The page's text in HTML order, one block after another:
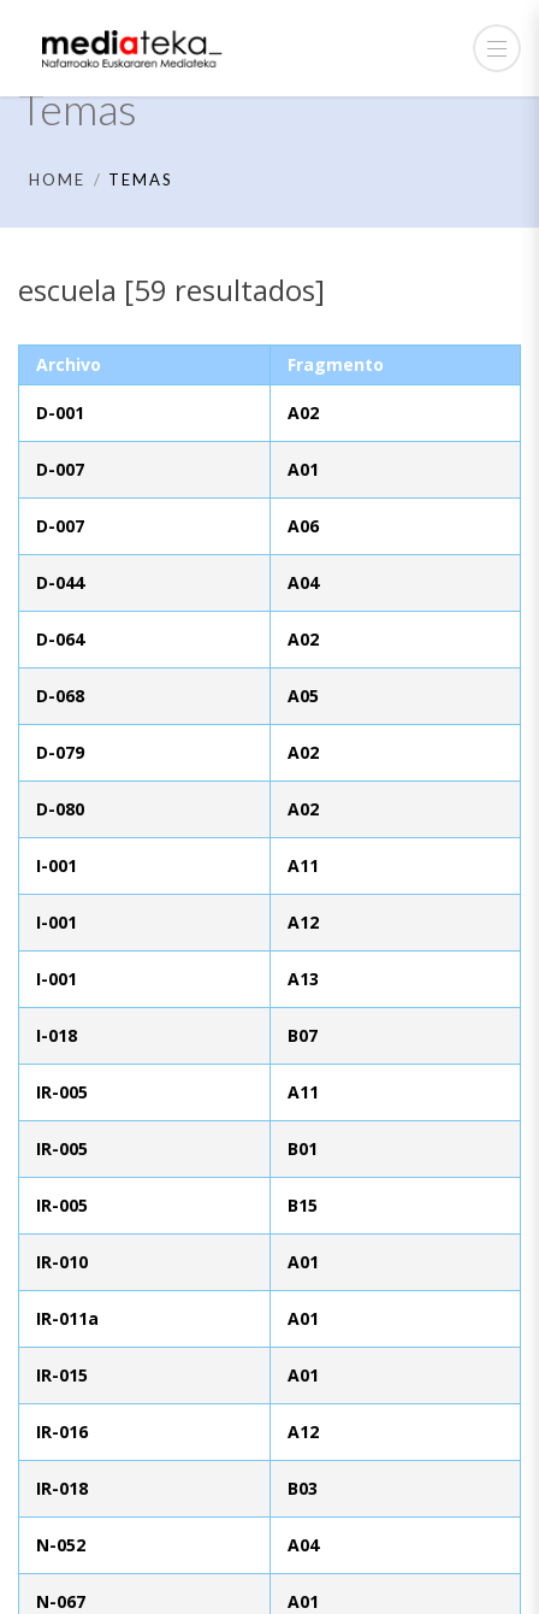
Temas
HOME TEMAS
escuela [59 resultados]
Archivo Fragmento
D-001 A02
D-007 A01
D-007 A06
D-044 A04
D-064 A02
D-068 A05
D-079 A02
D-080 A02
I-001 A11
I-001 A12
I-001 A13
I-018 B07
IR-005 A11
IR-005 B01
IR-005 B15
IR-010 A01
IR-011a A01
IR-015 A01
IR-016 A12
IR-018 B03
N-052 A04
N-067 A01